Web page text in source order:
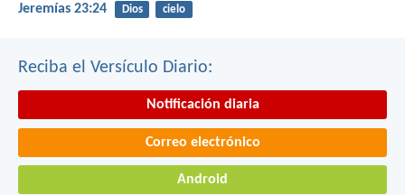
Jeremías 23:24 Dios cielo
Reciba el Versículo Diario:
Notificación diaria
Correo electrónico
Android